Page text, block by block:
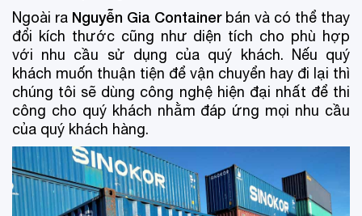
Ngoài ra Nguyễn Gia Containerbán và có thể thay
đổi kích thước cũng như diện tích cho phù hợp
với nhu cầu sử dụng của quý khách. Nếu quý
khách muốn thuận tiện để vận chuyển hay đi lại thì
chúng tôi sẽ dùng công nghệ hiện đại nhất để thi
công cho quý khách nhằm đáp ứng mọi nhu cầu
của quý khách hàng.